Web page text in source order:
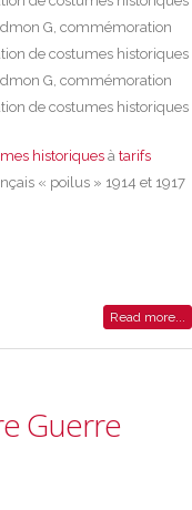
historiquesà tarifs
« poilus » 1914 et 1917
Read more...
Guerre